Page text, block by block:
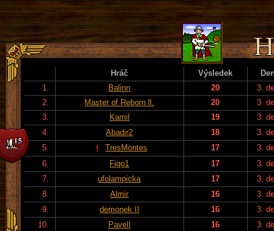
Hráč Výsledek
1.
Balinn 20
3.
2.
Master of Reborn ll. 20
3.
3.
Kamil 19
3.
4.
Abadir2 18
3.
5.
TresMontes 17
3.
6.
Figo1 17
3.
7.
ufolampicka 17
3.
8.
Almir 16
3.
9.
demonek II 16
3.
10.
PavelI 16 3.